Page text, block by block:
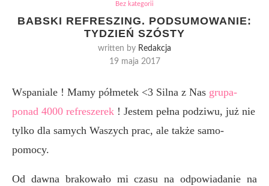
Bez kategorii
BABSKI REFRESZING. PODSUMOWANIE:
TYDZIEŃ SZÓSTY
written by Redakcja
19 maja 2017
Wspaniale ! Mamy półmetek <3 Silna z Nas grupa-
ponad 4000 refreszerek ! Jestem pełna podziwu, już nie
tylko dla samych Waszych prac, ale także samo-
pomocy.
Od dawna brakowało mi czasu na odpowiadanie na